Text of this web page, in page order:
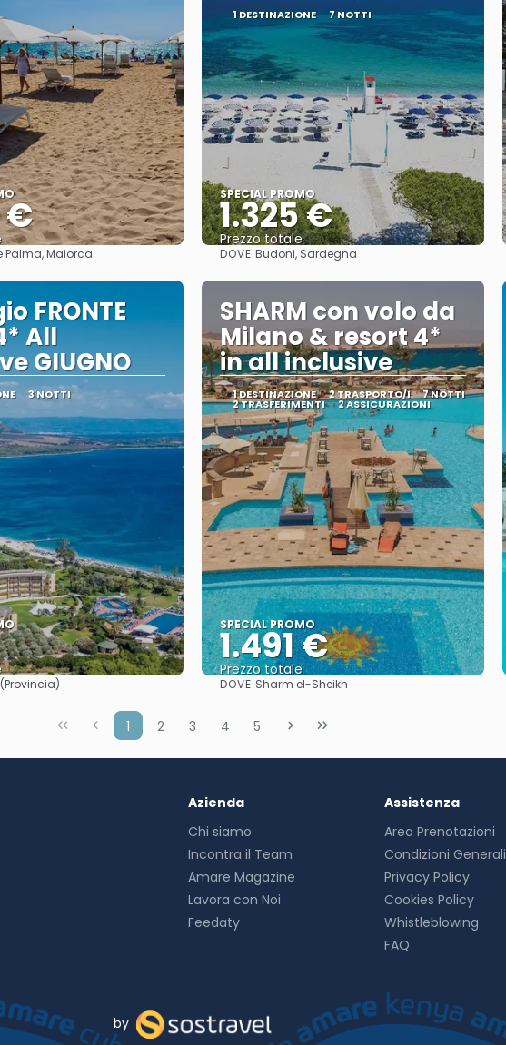
€
Vedere
Palma, Maiorca
1 DESTINAZIONE 7 NOTTI
SPECIAL PROMO
1.325 €
Prezzo totale
Vedere
DOVE:Budoni, Sardegna
FRONTE
All
GIUGNO
3 NOTTI
Vedere
SHARM con volo da
Milano & resort 4*
in all inclusive
1 DESTINAZIONE 2 TRASPORTO/I 7 NOTTI
2 TRASFERIMENTI 2 ASSICURAZIONI
SPECIAL PROMO
1.491 €
Prezzo totale
Vedere
DOVE:Sharm el-Sheikh
1 2 3 4 5
Azienda
Chi siamo
Incontra il Team
Amare Magazine
Lavora con Noi
Feedaty
Assistenza
Area Prenotazioni
Condizioni Generali
Privacy Policy
Cookies Policy
Whistleblowing
FAQ
by